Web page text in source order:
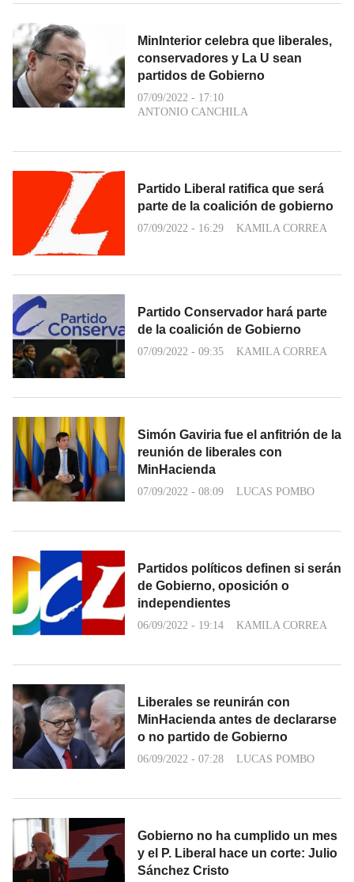
MinInterior celebra que liberales,
conservadores y La U sean
partidos de Gobierno
07/09/2022 - 17:10
ANTONIO CANCHILA
Partido Liberal ratifica que será
parte de la coalición de gobierno
07/09/2022 - 16:29 KAMILA CORREA
Partido Conservador hará parte
de la coalición de Gobierno
07/09/2022 - 09:35 KAMILA CORREA
Simón Gaviria fue el anfitrión de la
reunión de liberales con
MinHacienda
07/09/2022 - 08:09 LUCAS POMBO
Partidos políticos definen si serán
de Gobierno, oposición o
independientes
06/09/2022 - 19:14 KAMILA CORREA
Liberales se reunirán con
MinHacienda antes de declararse
o no partido de Gobierno
06/09/2022 - 07:28 LUCAS POMBO
Gobierno no ha cumplido un mes
y el P. Liberal hace un corte: Julio
Sánchez Cristo